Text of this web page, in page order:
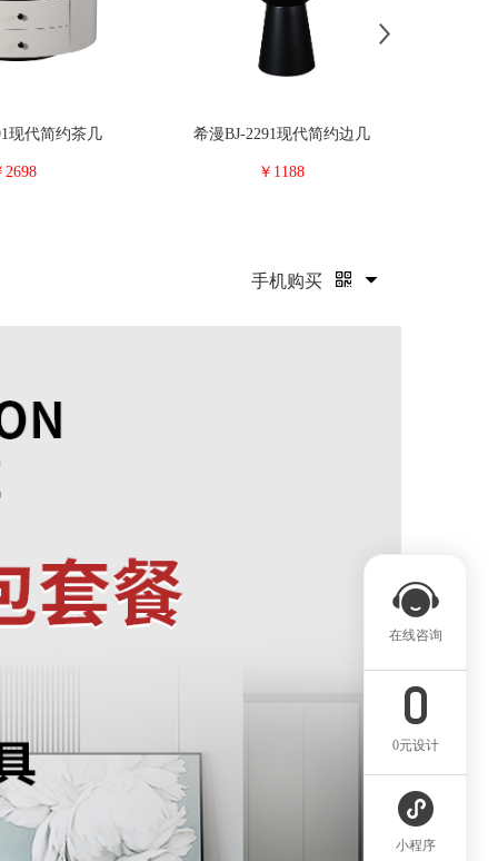
现代简约茶几
2698
希漫BJ-2291现代简约边几
￥1188
手机购买
在线咨询
0元设计
小程序